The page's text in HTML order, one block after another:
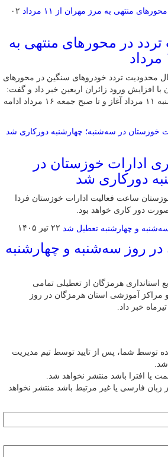
۰۲
در محورهای منتهی به
محدودیت تردد خودروهای سنگین در محورهای
افزایش ورود زائران اربعین خبر داد و گفت:
این محدودیت‌ها از صبح یکشنبه ۱۱ مرداد آغاز و تا صبح جمعه ۱۶ مرداد ادامه
ادارات خوزستان در
دورکاری شد
ساعت فعالیت ادارات خوزستان فردا
دور کاری خواهد بود.
۲۲ تیر ۱۴۰۵
در روز سه‌شنبه و چهارشنبه
استانداری هرمزگان از تعطیلی تمامی
مراکز آموزشی استان هرمزگان در روز
توسط شما، پس از تایید توسط تیم مدیریت
یا افترا باشد منتشر نخواهد شد.
زبان فارسی یا غیر مرتبط باشد منتشر نخواهد